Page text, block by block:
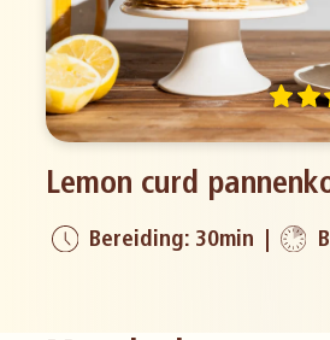
Lemon curd
Bereiding: 30min